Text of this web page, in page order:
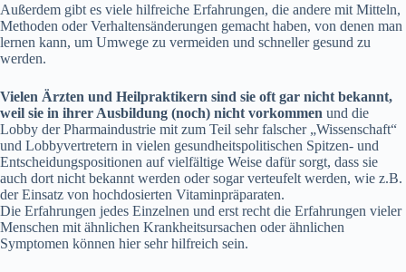
Außerdem gibt es viele hilfreiche Erfahrungen, die andere mit Mitteln,
Methoden oder Verhaltensänderungen gemacht haben, von denen man
lernen kann, um Umwege zu vermeiden und schneller gesund zu
werden.
Vielen Ärzten und Heilpraktikern sind sie oft gar nicht bekannt,
weil sie in ihrer Ausbildung (noch) nicht vorkommen und die
Lobby der Pharmaindustrie mit zum Teil sehr falscher „Wissenschaft“
und Lobbyvertretern in vielen gesundheitspolitischen Spitzen- und
Entscheidungspositionen auf vielfältige Weise dafür sorgt, dass sie
auch dort nicht bekannt werden oder sogar verteufelt werden, wie z.B.
der Einsatz von hochdosierten Vitaminpräparaten.
Die Erfahrungen jedes Einzelnen und erst recht die Erfahrungen vieler
Menschen mit ähnlichen Krankheitsursachen oder ähnlichen
Symptomen können hier sehr hilfreich sein.